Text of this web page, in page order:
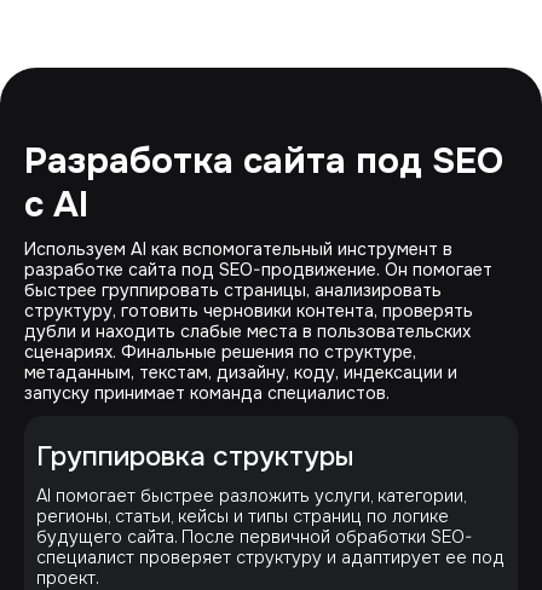
Разработка сайта под SEO
с AI
Используем AI как вспомогательный инструмент в
разработке сайта под SEO-продвижение. Он помогает
быстрее группировать страницы, анализировать
структуру, готовить черновики контента, проверять
дубли и находить слабые места в пользовательских
сценариях. Финальные решения по структуре,
метаданным, текстам, дизайну, коду, индексации и
запуску принимает команда специалистов.
Группировка структуры
AI помогает быстрее разложить услуги, категории,
регионы, статьи, кейсы и типы страниц по логике
будущего сайта. После первичной обработки SEO-
специалист проверяет структуру и адаптирует ее под
проект.